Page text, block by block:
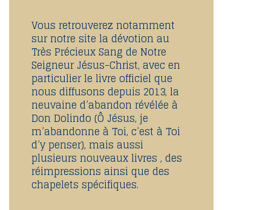
Vous retrouverez notamment
sur notre site la dévotion au
Très Précieux Sang de Notre
Seigneur Jésus-Christ, avec en
particulier le livre officiel que
nous diffusons depuis 2013, la
neuvaine d’abandon révélée à
Don Dolindo (Ô Jésus, je
m’abandonne à Toi, c’est à Toi
d’y penser), mais aussi
plusieurs nouveaux livres , des
réimpressions ainsi que des
chapelets spécifiques.